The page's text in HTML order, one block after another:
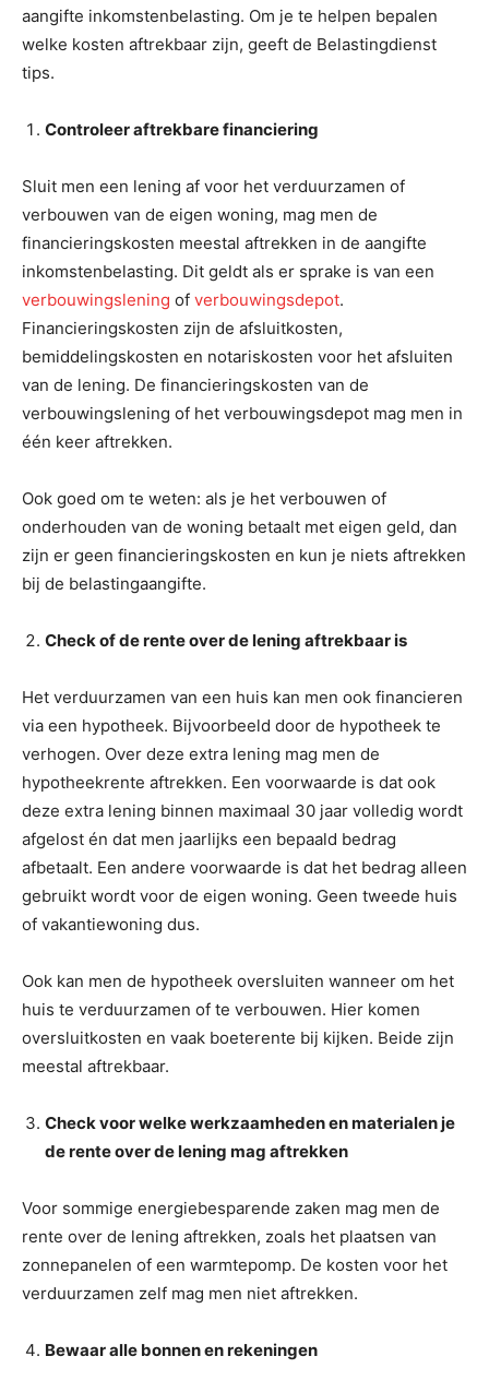
aangifte inkomstenbelasting. Om je te helpen bepalen
welke kosten aftrekbaar zijn, geeft de Belastingdienst
tips.
Controleer aftrekbare financiering
Sluit men een lening af voor het verduurzamen of
verbouwen van de eigen woning, mag men de
financieringskosten meestal aftrekken in de aangifte
inkomstenbelasting. Dit geldt als er sprake is van een
verbouwingslening of verbouwingsdepot.
Financieringskosten zijn de afsluitkosten,
bemiddelingskosten en notariskosten voor het afsluiten
van de lening. De financieringskosten van de
verbouwingslening of het verbouwingsdepot mag men in
één keer aftrekken.
Ook goed om te weten: als je het verbouwen of
onderhouden van de woning betaalt met eigen geld, dan
zijn er geen financieringskosten en kun je niets aftrekken
bij de belastingaangifte.
Check of de rente over de lening aftrekbaar is
Het verduurzamen van een huis kan men ook financieren
via een hypotheek. Bijvoorbeeld door de hypotheek te
verhogen. Over deze extra lening mag men de
hypotheekrente aftrekken. Een voorwaarde is dat ook
deze extra lening binnen maximaal 30 jaar volledig wordt
afgelost én dat men jaarlijks een bepaald bedrag
afbetaalt. Een andere voorwaarde is dat het bedrag alleen
gebruikt wordt voor de eigen woning. Geen tweede huis
of vakantiewoning dus.
Ook kan men de hypotheek oversluiten wanneer om het
huis te verduurzamen of te verbouwen. Hier komen
oversluitkosten en vaak boeterente bij kijken. Beide zijn
meestal aftrekbaar.
Check voor welke werkzaamheden en materialen je
de rente over de lening mag aftrekken
Voor sommige energiebesparende zaken mag men de
rente over de lening aftrekken, zoals het plaatsen van
zonnepanelen of een warmtepomp. De kosten voor het
verduurzamen zelf mag men niet aftrekken.
Bewaar alle bonnen en rekeningen